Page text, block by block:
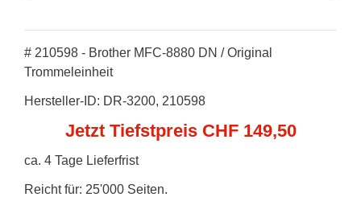
# 210598 - Brother MFC-8880 DN / Original
Trommeleinheit
Hersteller-ID: DR-3200, 210598
Jetzt Tiefstpreis CHF 149,50
ca. 4 Tage Lieferfrist
Reicht für: 25'000 Seiten.